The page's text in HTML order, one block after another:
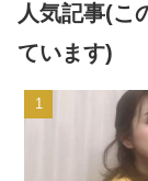
人気記事(こ
ています)